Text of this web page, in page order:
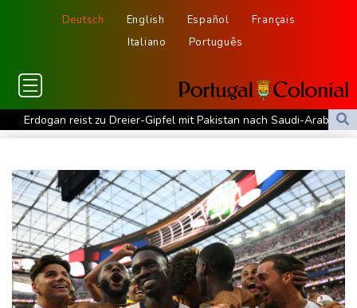
Deutsch English Español
Français
Italiano
Português
Erdogan reist zu Dreier-Gipfel mit Pakistan nach Saudi-Arabien
58 Soldaten im Jemen bei Huthi-Angriffen getötet - Regierung
UEFA hält an FIFA-Boykott fest - CAF hält zu Infantino
Jemen: 38 Soldaten bei Huthi-Angriffen getötet - Regierung
kündigt Vergeltung an
Mindestens zwei Tote bei Bombenexplosion in Kleinbus nahe
Damaskus
Real Madrid verlängert mit Vinicius Jr. bis 2032